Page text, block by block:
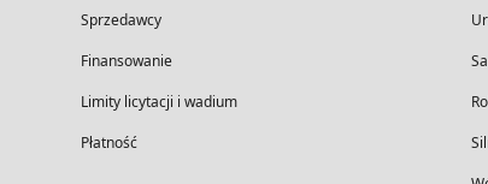
Sprzedawcy
Finansowanie
Limity licytacji i wadium
Płatność